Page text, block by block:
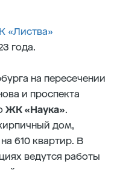
«Листва»
года.
на пересечении
и проспекта
ЖК «Наука».
дом,
610 квартир. В
ведутся работы